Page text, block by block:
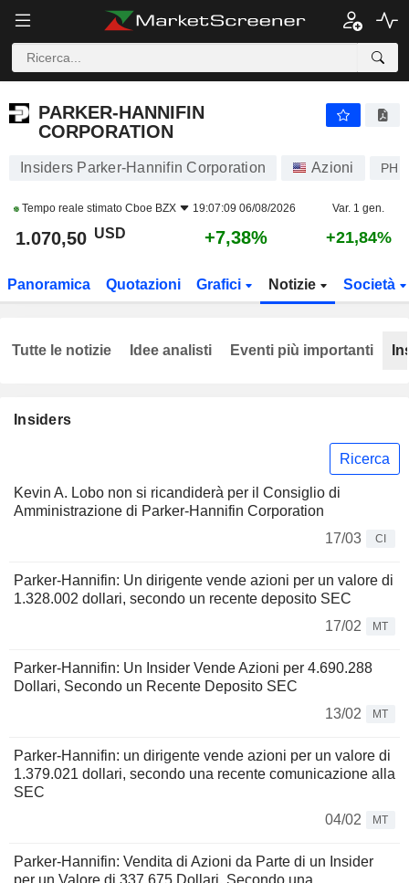
PARKER-HANNIFIN
CORPORATION
Insiders Parker-Hannifin Corporation Azioni PH
Tempo reale stimato Cboe BZX 19:07:09 06/08/2026 Var. 1 gen.
1.070,50 USD +7,38% +21,84%
Panoramica Quotazioni Grafici Notizie Società
Insiders
Ricerca
Kevin A. Lobo non si ricandiderà per il Consiglio di
Amministrazione di Parker-Hannifin Corporation
17/03
CI
Parker-Hannifin: Un dirigente vende azioni per un valore di
1.328.002 dollari, secondo un recente deposito SEC
17/02
MT
Parker-Hannifin: Un Insider Vende Azioni per 4.690.288
Dollari, Secondo un Recente Deposito SEC
13/02
MT
Parker-Hannifin: un dirigente vende azioni per un valore di
1.379.021 dollari, secondo una recente comunicazione alla
SEC
04/02
MT
Parker-Hannifin: Vendita di Azioni da Parte di un Insider
Tutte le notizie Idee analisti Eventi più importanti